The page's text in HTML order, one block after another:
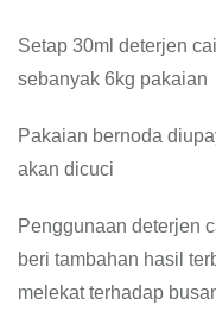
Setap 30ml deterjen
sebanyak 6kg pakaian
Pakaian bernoda
akan dicuci
Penggunaan deterjen
beri tambahan hasil
melekat terhadap